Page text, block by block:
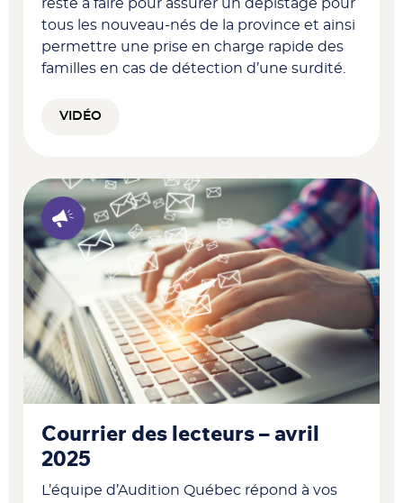
reste à faire pour assurer un dépistage pour
tous les nouveau-nés de la province et ainsi
permettre une prise en charge rapide des
familles en cas de détection d’une surdité.
VIDÉO
Courrier des lecteurs – avril
2025
L’équipe d’Audition Québec répond à vos